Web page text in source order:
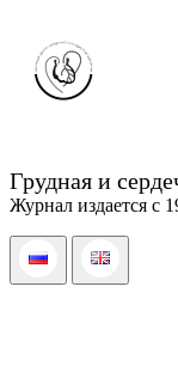
Грудная и
Журнал издается с